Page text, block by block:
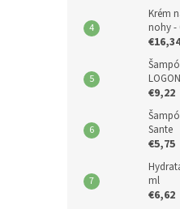
Krém
nohy -
€16,34
€9,22
Sante
€5,75
ml
€6,62